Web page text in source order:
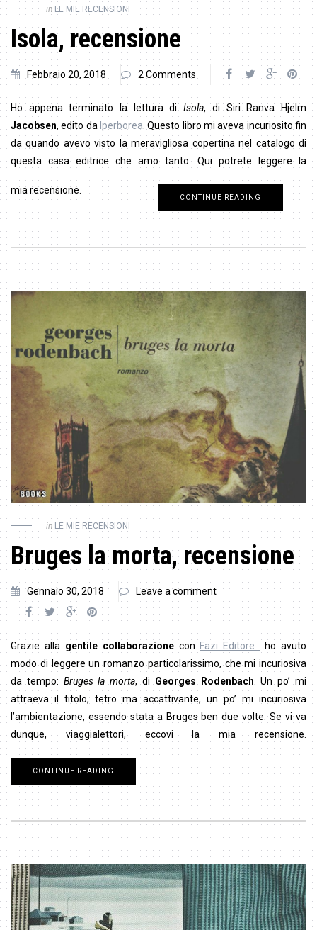
in LE MIE RECENSIONI
Isola, recensione
Febbraio 20, 2018 2 Comments
Ho appena terminato la lettura diIsola, di Siri Ranva Hjelm
Jacobsen, edito da Iperborea . Questo libro mi aveva incuriosito fin
da quando avevo visto la meravigliosa copertina nel catalogo di
questa casa editrice che amo tanto. Qui potrete leggere la
mia recensione. Isola recensione.
CONTINUE READING
in LE MIE RECENSIONI
Bruges la morta, recensione
Gennaio 30, 2018 Leave a comment
Grazie allagentile collaborazionecon Fazi Editore ho avuto
modo di leggere un romanzo particolarissimo, che mi incuriosiva
da tempo: Bruges la morta, diGeorges Rodenbach. Un po’ mi
attraeva il titolo, tetro ma accattivante, un po’ mi incuriosiva
l’ambientazione, essendo stata a Bruges ben due volte. Se vi va
dunque, viaggialettori, eccovi la mia recensione.
CONTINUE READING